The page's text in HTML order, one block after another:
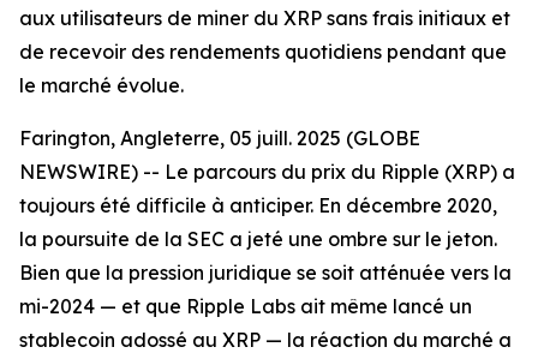
aux utilisateurs de miner du XRP sans frais initiaux et
de recevoir des rendements quotidiens pendant que
le marché évolue.
Farington, Angleterre, 05 juill. 2025 (GLOBE
NEWSWIRE) -- Le parcours du prix du Ripple (XRP) a
toujours été difficile à anticiper. En décembre 2020,
la poursuite de la SEC a jeté une ombre sur le jeton.
Bien que la pression juridique se soit atténuée vers la
mi-2024 — et que Ripple Labs ait même lancé un
stablecoin adossé au XRP — la réaction du marché a